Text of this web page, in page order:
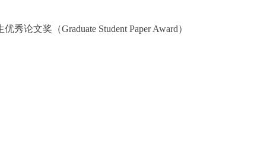
论文奖（Graduate Student Paper Award）